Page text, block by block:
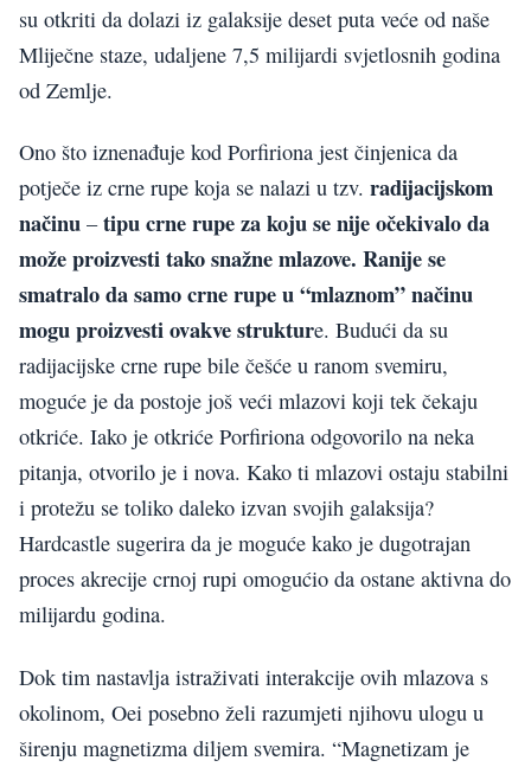
su otkriti da dolazi iz galaksije deset puta veće od naše
Mliječne staze, udaljene 7,5 milijardi svjetlosnih godina
od Zemlje.
Ono što iznenađuje kod Porfiriona jest činjenica da
potječe iz crne rupe koja se nalazi u tzv. radijacijskom
načinu –tipu crne rupe za koju se nije očekivalo da
može proizvesti tako snažne mlazove. Ranije se
smatralo da samo crne rupe u “mlaznom” načinu
mogu proizvesti ovakve strukture. Budući da su
radijacijske crne rupe bile češće u ranom svemiru,
moguće je da postoje još veći mlazovi koji tek čekaju
otkriće. Iako je otkriće Porfiriona odgovorilo na neka
pitanja, otvorilo je i nova. Kako ti mlazovi ostaju stabilni
i protežu se toliko daleko izvan svojih galaksija?
Hardcastle sugerira da je moguće kako je dugotrajan
proces akrecije crnoj rupi omogućio da ostane aktivna do
milijardu godina.
Dok tim nastavlja istraživati interakcije ovih mlazova s
okolinom, Oei posebno želi razumjeti njihovu ulogu u
širenju magnetizma diljem svemira. “Magnetizam je